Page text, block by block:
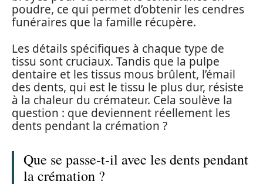
poudre, ce qui permet d’obtenir les cendres
funéraires que la famille récupère.
Les détails spécifiques à chaque type de
tissu sont cruciaux. Tandis que la pulpe
dentaire et les tissus mous brûlent, l’émail
des dents, qui est le tissu le plus dur, résiste
à la chaleur du crémateur. Cela soulève la
question : que deviennent réellement les
dents pendant la crémation ?
Que se passe-t-il avec les dents pendant
la crémation ?